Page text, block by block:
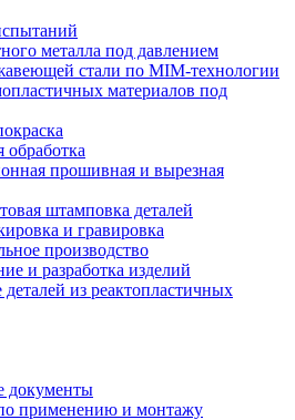
металла под давлением
стали по MIM-технологии
материалов под
обработка
прошивная и вырезная
штамповка деталей
и гравировка
производство
и разработка изделий
из реактопластичных
документы
применению и монтажу